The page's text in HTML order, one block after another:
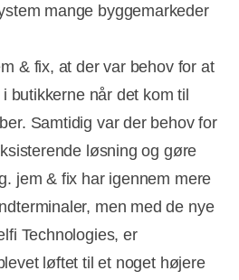
mange byggemarkeder
& fix, at der var behov for at
butikkerne når det kom til
Samtidig var der behov for
løsning og gøre
jem & fix har igennem mere
men med de nye
Technologies, er
løftet til et noget højere